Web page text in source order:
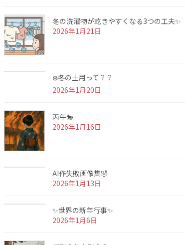
冬の洗濯物が乾きやすくなる3つの工夫✨
2026年1月21日
❄️冬の土用って？？
2026年1月20日
丙午🐎
2026年1月16日
AI作失敗画像集🤣
2026年1月13日
✨世界の新年行事✨
2026年1月6日